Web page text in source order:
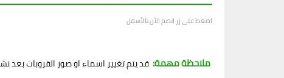
اضغط على زر انضم الآن بالأسفل
ملاحظة مهمة: قد يتم تغيير اسماء او صور القروبات